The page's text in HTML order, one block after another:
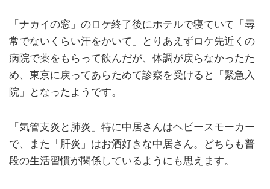
「ナカイの窓」のロケ終了後にホテルで寝ていて「尋
常でないくらい汗をかいて」とりあえずロケ先近くの
病院で薬をもらって飲んだが、体調が戻らなかったた
め、東京に戻ってあらためて診察を受けると「緊急入
院」となったようです。
「気管支炎と肺炎」特に中居さんはヘビースモーカー
で、また「肝炎」はお酒好きな中居さん。どちらも普
段の生活習慣が関係しているようにも思えます。